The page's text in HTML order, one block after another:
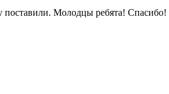
поставили. Молодцы ребята! Спасибо!